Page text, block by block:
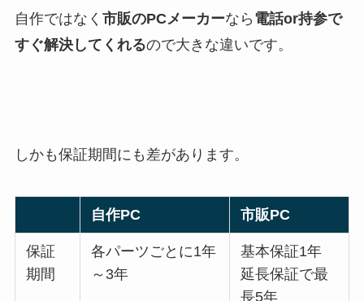
自作ではなく 市販のPCメーカーなら 電話or持参で
すぐ解決してくれるので大きな違いです。
しかも保証期間にも差があります。
自作PC 市販PC
保証
期間
各パーツごとに1年
～3年
基本保証1年
延長保証で最
長5年